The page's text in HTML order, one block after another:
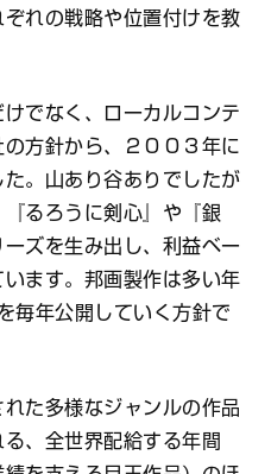
れの戦略や位置付けを教
でなく、ローカルコンテ
方針から、２００３年に
。山あり谷ありでしたが
るろうに剣心』や『銀
ズを生み出し、利益ベー
ます。邦画製作は多い年
毎年公開していく方針で
た多様なジャンルの作品
、全世界配給する年間